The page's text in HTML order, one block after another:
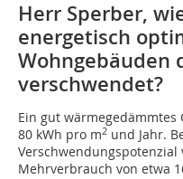
Herr Sperber,
energetisch
Wohngebäuden
verschwendet?
Ein gut
80 kWh pro m2 und Jahr.
Mehrverbrauch von etwa